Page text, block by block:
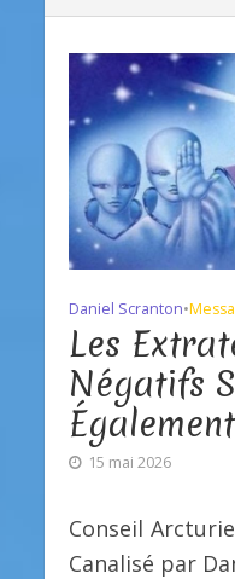
Daniel Scranton•
Les
Négatifs
15 mai 2026
Conseil
Canalisé par